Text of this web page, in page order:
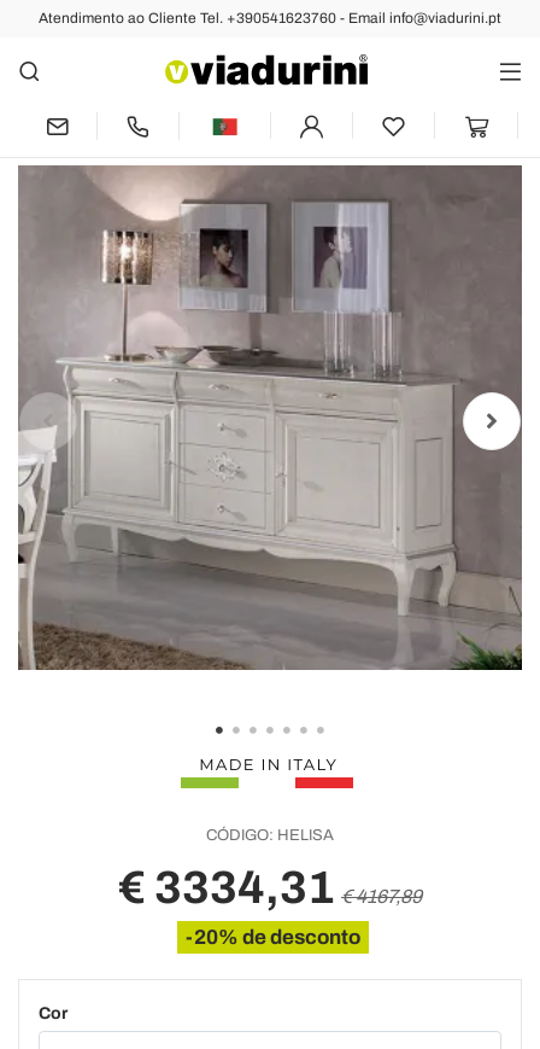
Atendimento ao Cliente Tel. +390541623760 - Email info@viadurini.pt
Anterior Próximo
Aparador Luxo para Sala de Estar em
Madeira Clássica Made in Italy - Helisa
CÓDIGO: HELISA
€ 3334,31 € 4167,89
-20% de desconto
Cor